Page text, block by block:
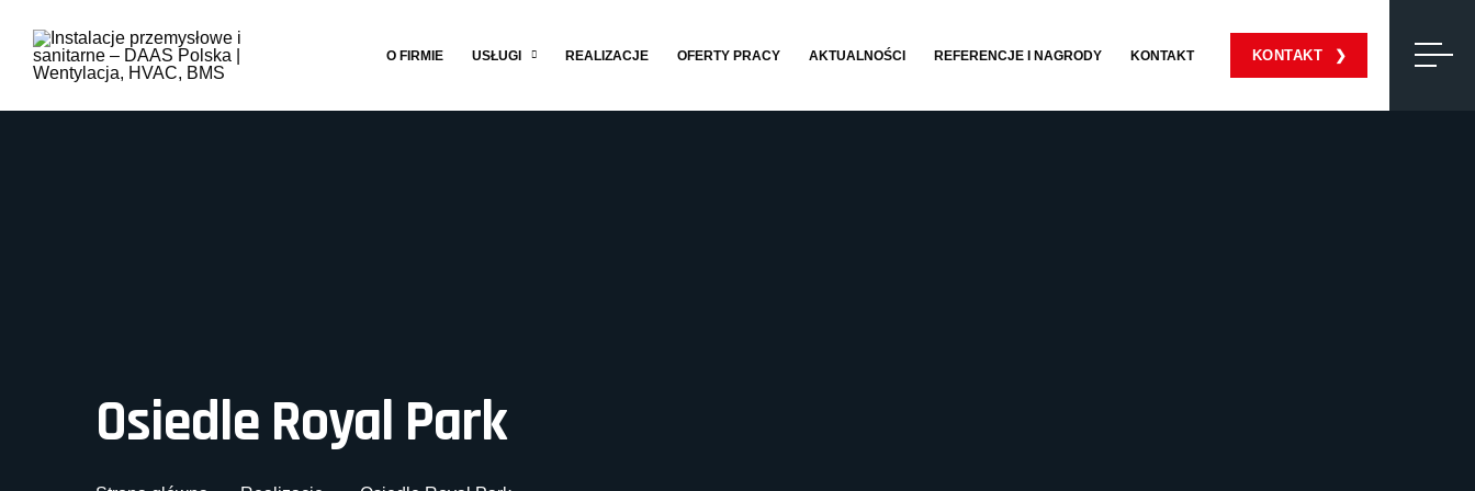
O FIRMIE USŁUGI REALIZACJE OFERTY PRACY AKTUALNOŚCI REFERENCJE I NAGRODY KONTAKT KONTAKT
Osiedle Royal Park